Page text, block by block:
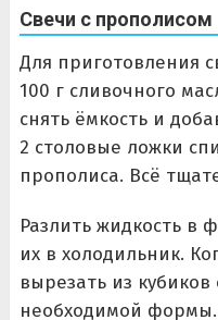
Свечи с прополисом
Для приготовления
100 г сливочного
снять ёмкость и
2 столовые ложки
прополиса. Всё
Разлить жидкость в
их в холодильник.
вырезать из кубиков
необходимой формы.